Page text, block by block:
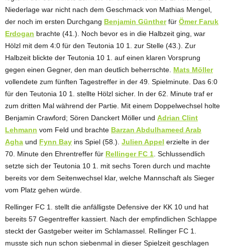
Niederlage war nicht nach dem Geschmack von Mathias Mengel,
der noch im ersten Durchgang Benjamin Güntherfür Ömer Faruk
Erdogan brachte (41.). Noch bevor es in die Halbzeit ging, war
Hölzl mit dem 4:0 für den Teutonia 10 1. zur Stelle (43.). Zur
Halbzeit blickte der Teutonia 10 1. auf einen klaren Vorsprung
gegen einen Gegner, den man deutlich beherrschte. Mats Möller
vollendete zum fünften Tagestreffer in der 49. Spielminute. Das 6:0
für den Teutonia 10 1. stellte Hölzl sicher. In der 62. Minute traf er
zum dritten Mal während der Partie. Mit einem Doppelwechsel holte
Benjamin Crawford; Sören Danckert Möller und Adrian Clint
Lehmann vom Feld und brachte Barzan Abdulhameed Arab
Agha und Fynn Bay ins Spiel (58.). Julien Appel erzielte in der
70. Minute den Ehrentreffer für Rellinger FC 1 . Schlussendlich
setzte sich der Teutonia 10 1. mit sechs Toren durch und machte
bereits vor dem Seitenwechsel klar, welche Mannschaft als Sieger
vom Platz gehen würde.
Rellinger FC 1. stellt die anfälligste Defensive der KK 10 und hat
bereits 57 Gegentreffer kassiert. Nach der empfindlichen Schlappe
steckt der Gastgeber weiter im Schlamassel. Rellinger FC 1.
musste sich nun schon siebenmal in dieser Spielzeit geschlagen